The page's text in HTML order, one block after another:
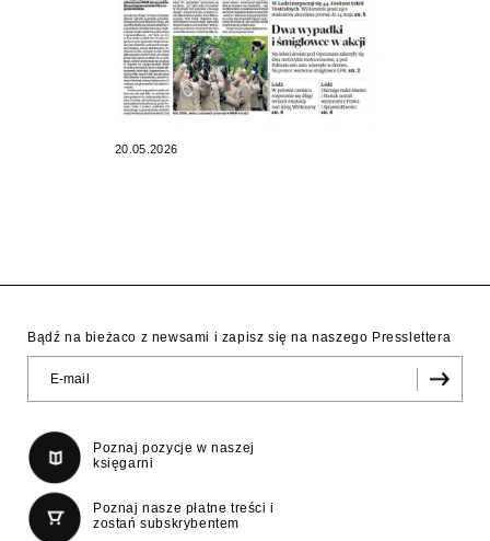
20.05.2026
Bądź na bieżaco z newsami i zapisz się na naszego Presslettera
Poznaj pozycje w naszej
księgarni
Poznaj nasze płatne treści i
zostań subskrybentem